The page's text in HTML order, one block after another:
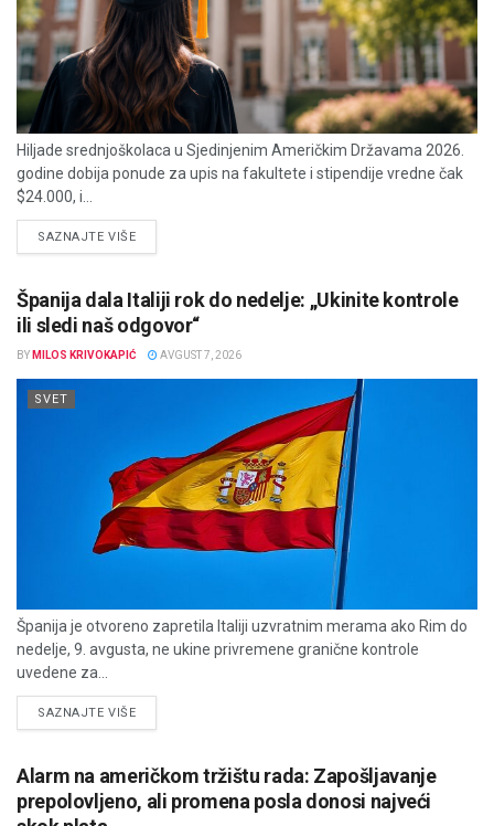
Hiljade srednjoškolaca u Sjedinjenim Američkim Državama 2026.
godine dobija ponude za upis na fakultete i stipendije vredne čak
$24.000, i...
SAZNAJTE VIŠEDETAILS
Španija dala Italiji rok do nedelje: „Ukinite kontrole
ili sledi naš odgovor“
BY MILOS KRIVOKAPIĆ AVGUST 7, 2026
SVET
Španija je otvoreno zapretila Italiji uzvratnim merama ako Rim do
nedelje, 9. avgusta, ne ukine privremene granične kontrole
uvedene za...
SAZNAJTE VIŠEDETAILS
Alarm na američkom tržištu rada: Zapošljavanje
prepolovljeno, ali promena posla donosi najveći